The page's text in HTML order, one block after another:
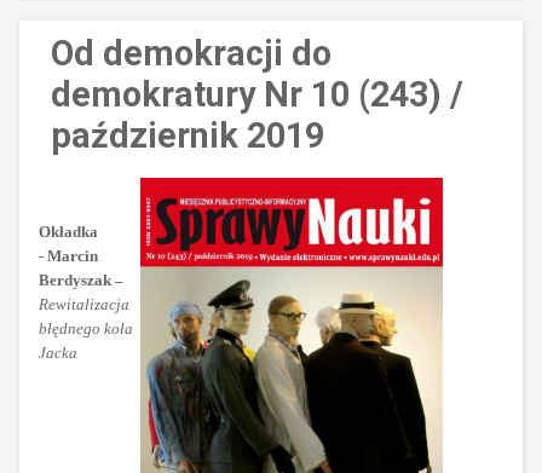
Od demokracji do
demokratury Nr 10 (243) /
październik 2019
Okładka
- Marcin
Berdyszak –
Rewitalizacja
błędnego koła
Jacka